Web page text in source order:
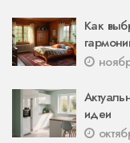
Как
идеи